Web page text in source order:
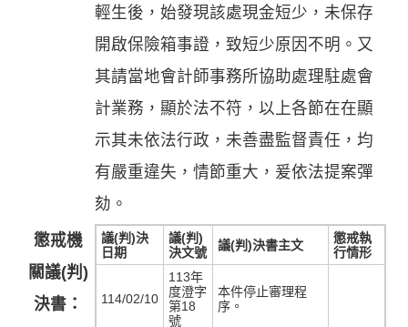
輕生後，始發現該處現金短少，未保存
開啟保險箱事證，致短少原因不明。又
其請當地會計師事務所協助處理駐處會
計業務，顯於法不符，以上各節在在顯
示其未依法行政，未善盡監督責任，均
有嚴重違失，情節重大，爰依法提案彈
劾。
懲戒機
關議(判)
決書：
議(判)決
日期
議(判)
決文號
議(判)決書主文
懲戒執
行情形
114/02/10
113年
度澄字
第18
號
本件停止審理程
序。